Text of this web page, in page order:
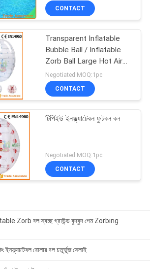
CONTACT
Transparent Inflatable
Bubble Ball / Inflatable
Zorb Ball Large Hot Air
Welded
Negotiated MOQ:1pc
CONTACT
টিপিইউ ইনফ্ল্যাটেবল ফুটবল বল
Negotiated MOQ:1pc
CONTACT
Zorb বল স্বচ্ছ গ্রাউন্ড বুদ্বুদ গেম Zorbing
ইনফ্ল্যাটেবল রোলার বল চতুর্ভুজ সেলাই